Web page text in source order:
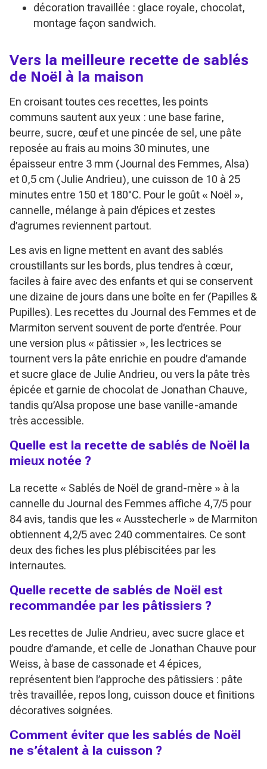
décoration travaillée : glace royale, chocolat,
montage façon sandwich.
Vers la meilleure recette de sablés
de Noël à la maison
En croisant toutes ces recettes, les points
communs sautent aux yeux : une base farine,
beurre, sucre, œuf et une pincée de sel, une pâte
reposée au frais au moins 30 minutes, une
épaisseur entre 3 mm (Journal des Femmes, Alsa)
et 0,5 cm (Julie Andrieu), une cuisson de 10 à 25
minutes entre 150 et 180°C. Pour le goût « Noël »,
cannelle, mélange à pain d’épices et zestes
d’agrumes reviennent partout.
Les avis en ligne mettent en avant des sablés
croustillants sur les bords, plus tendres à cœur,
faciles à faire avec des enfants et qui se conservent
une dizaine de jours dans une boîte en fer (Papilles &
Pupilles). Les recettes du Journal des Femmes et de
Marmiton servent souvent de porte d’entrée. Pour
une version plus « pâtissier », les lectrices se
tournent vers la pâte enrichie en poudre d’amande
et sucre glace de Julie Andrieu, ou vers la pâte très
épicée et garnie de chocolat de Jonathan Chauve,
tandis qu’Alsa propose une base vanille-amande
très accessible.
Quelle est la recette de sablés de Noël la
mieux notée ?
La recette « Sablés de Noël de grand-mère » à la
cannelle du Journal des Femmes affiche 4,7/5 pour
84 avis, tandis que les « Ausstecherle » de Marmiton
obtiennent 4,2/5 avec 240 commentaires. Ce sont
deux des fiches les plus plébiscitées par les
internautes.
Quelle recette de sablés de Noël est
recommandée par les pâtissiers ?
Les recettes de Julie Andrieu, avec sucre glace et
poudre d’amande, et celle de Jonathan Chauve pour
Weiss, à base de cassonade et 4 épices,
représentent bien l’approche des pâtissiers : pâte
très travaillée, repos long, cuisson douce et finitions
décoratives soignées.
Comment éviter que les sablés de Noël
ne s’étalent à la cuisson ?